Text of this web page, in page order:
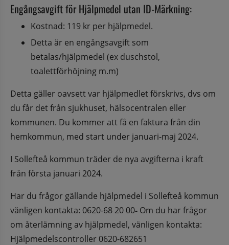
Engångsavgift för Hjälpmedel utan ID-Märkning:
Kostnad: 119 kr per hjälpmedel.
Detta är en engångsavgift som
betalas/hjälpmedel (ex duschstol,
toalettförhöjning m.m)
Detta gäller oavsett var hjälpmedlet förskrivs, dvs om
du får det från sjukhuset, hälsocentralen eller
kommunen. Du kommer att få en faktura från din
hemkommun, med start under januari-maj 2024.
I Sollefteå kommun träder de nya avgifterna i kraft
från första januari 2024.
Har du frågor gällande hjälpmedel i Sollefteå kommun
vänligen kontakta: 0620-68 20 00- Om du har frågor
om återlämning av hjälpmedel, vänligen kontakta:
Hjälpmedelscontroller 0620-682651